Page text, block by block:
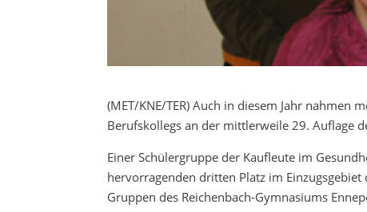
(MET/KNE/TER) Auch in diesem Jahr nahmen
Berufskollegs an der mittlerweile 29. Auflage
Einer Schülergruppe der Kaufleute im
hervorragenden dritten Platz im Einzugsgebiet
Gruppen des Reichenbach-Gymnasiums